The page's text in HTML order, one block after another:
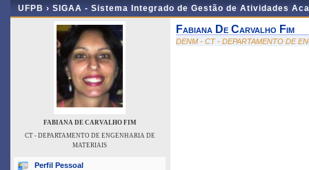
UFPB › SIGAA - Sistema Integrado de Gestão de Atividades
FABIANA DE CARVALHO FIM
CT - DEPARTAMENTO DE ENGENHARIA DE
MATERIAIS
Perfil Pessoal
Fabiana De Carvalho Fim
DENM - CT - DEPARTAMENTO DE